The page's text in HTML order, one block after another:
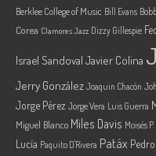
Berklee College of Music Bill Evans
Corea Clamores Jazz Dizzy Gillespie
Israel Sandoval Javier Colina
Jerry González Joaquin Chacón
Jorge Pérez Jorge Vera Luis Guerra
Miguel Blanco Miles Davis Moisés
Lucía Paquito D'Rivera Patáx